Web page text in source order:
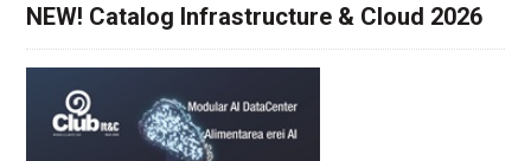
NEW! Catalog Infrastructure & Cloud 2026